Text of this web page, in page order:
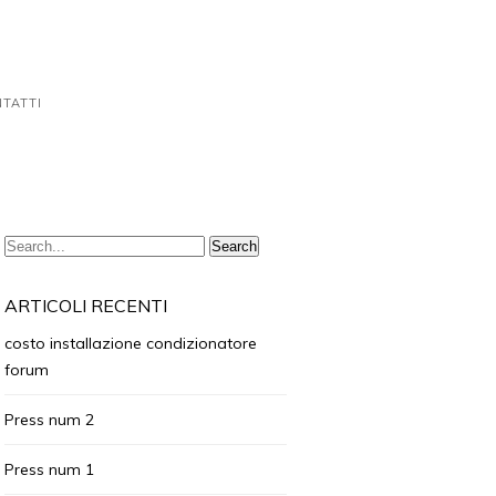
ARTICOLI RECENTI
costo installazione condizionatore
forum
Press num 2
Press num 1